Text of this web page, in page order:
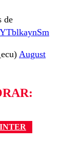
de
August